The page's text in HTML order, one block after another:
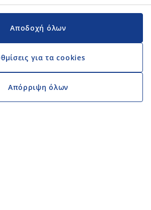
Αποδοχή όλων
για τα cookies
Απόρριψη όλων